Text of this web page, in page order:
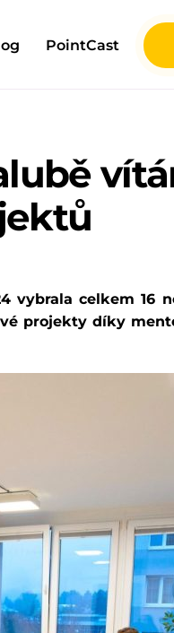
PointCast
vybrala celkem 16
projekty díky